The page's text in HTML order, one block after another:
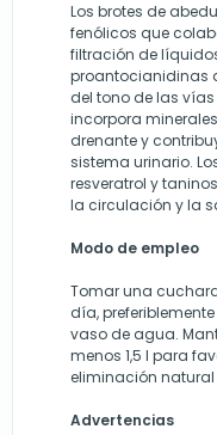
Los brotes de
fenólicos que
filtración de
proantocianidinas
del tono de las
incorpora
drenante y
sistema urinario.
resveratrol y
la circulación y la
Modo de empleo
Tomar una
día,
vaso de agua.
menos 1,5 l para
eliminación
Advertencias